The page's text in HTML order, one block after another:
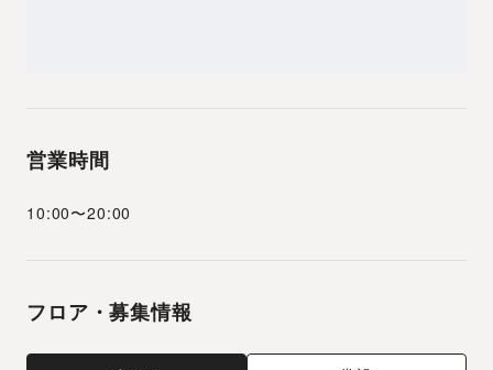
営業時間
10:00〜20:00
フロア・募集情報